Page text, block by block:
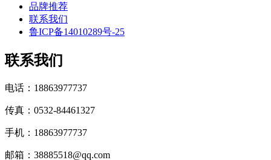
品牌推荐
联系我们
鲁ICP备14010289号-25
联系我们
电话：18863977737
传真：0532-84461327
手机：18863977737
邮箱：38885518@qq.com